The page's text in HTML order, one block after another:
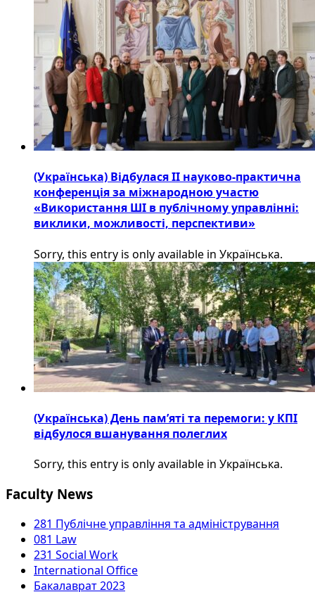
(Українська) Відбулася ІІ науково-практична
конференція за міжнародною участю
«Використання ШІ в публічному управлінні:
виклики, можливості, перспективи»
Sorry, this entry is only available in Українська.
(Українська) День пам’яті та перемоги: у КПІ
відбулося вшанування полеглих
Sorry, this entry is only available in Українська.
Faculty News
281 Публічне управління та адміністрування
081 Law
231 Social Work
International Office
Бакалаврат 2023